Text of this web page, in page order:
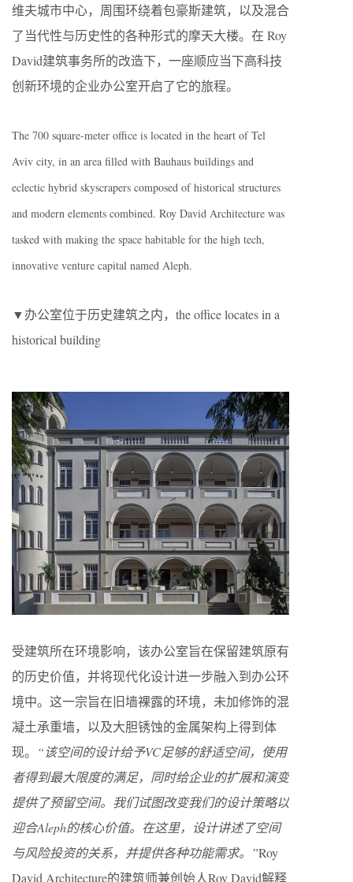
维夫城市中心，周围环绕着包豪斯建筑，以及混合
了当代性与历史性的各种形式的摩天大楼。在 Roy
David建筑事务所的改造下，一座顺应当下高科技
创新环境的企业办公室开启了它的旅程。
The 700 square-meter office is located in the heart of Tel
Aviv city, in an area filled with Bauhaus buildings and
eclectic hybrid skyscrapers composed of historical structures
and modern elements combined. Roy David Architecture was
tasked with making the space habitable for the high tech,
innovative venture capital named Aleph.
▼办公室位于历史建筑之内，the office locates in a
historical building
受建筑所在环境影响，该办公室旨在保留建筑原有
的历史价值，并将现代化设计进一步融入到办公环
境中。这一宗旨在旧墙裸露的环境，未加修饰的混
凝土承重墙，以及大胆锈蚀的金属架构上得到体
现。 “该空间的设计给予VC足够的舒适空间，使用
者得到最大限度的满足，同时给企业的扩展和演变
提供了预留空间。我们试图改变我们的设计策略以
迎合Aleph的核心价值。在这里，设计讲述了空间
与风险投资的关系，并提供各种功能需求。”Roy
David Architecture的建筑师兼创始人Roy David解释